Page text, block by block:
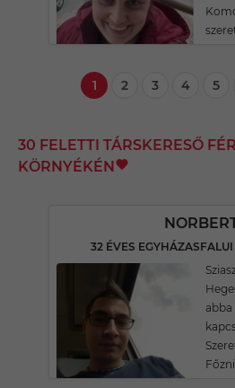
1 2 3 4 5
30 FELETTI TÁRSKERESŐ
KÖRNYÉKÉN
32 ÉVES